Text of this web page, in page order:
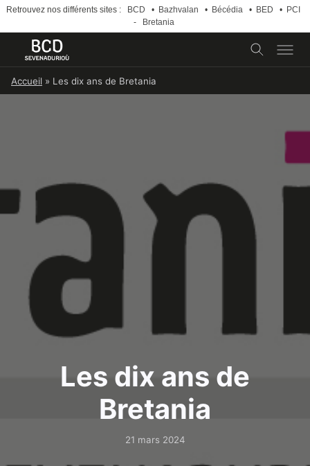
Retrouvez nos différents sites : BCD • Bazhvalan • Bécédia • BED •
PCI
-
Bretania
Accueil » Les dix ans de Bretania
Les dix ans de
Bretania
21 mars 2024